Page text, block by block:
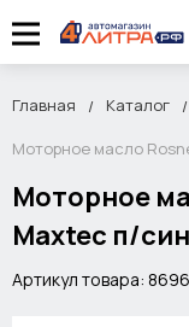
Главная Каталог
Моторное масло
Моторное
Maxtec п/
Артикул товара: 8696